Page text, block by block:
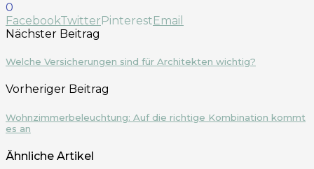
0
FacebookTwitterPinterestEmail
Nächster Beitrag
Welche Versicherungen sind für Architekten wichtig?
Vorheriger Beitrag
Wohnzimmerbeleuchtung: Auf die richtige Kombination kommt
es an
Ähnliche Artikel